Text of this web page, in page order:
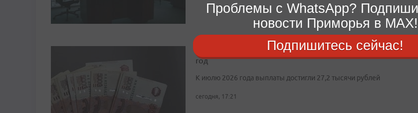
Средняя пенсия в России выросла на 2 тысячи рублей за
год
К июлю 2026 года выплаты достигли 27,2 тысячи рублей
сегодня, 17:21
Проблемы с WhatsApp?
новости Приморья в MAX!
Подпишитесь сейчас!